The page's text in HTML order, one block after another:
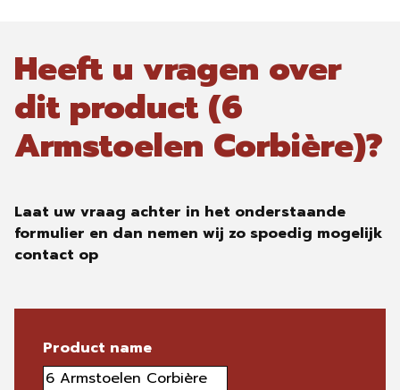
Heeft u vragen over
dit product (6
Armstoelen Corbière)?
Laat uw vraag achter in het onderstaande
formulier en dan nemen wij zo spoedig mogelijk
contact op
Product name